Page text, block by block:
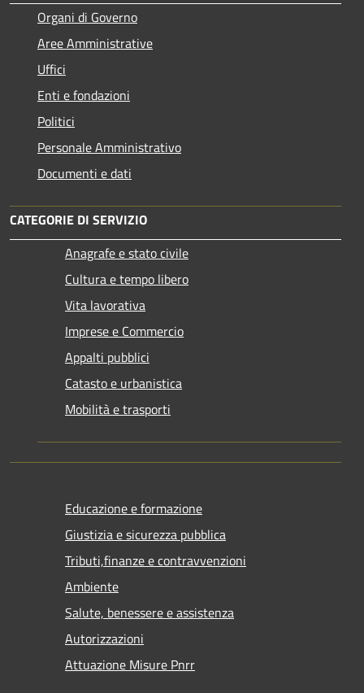
Organi di Governo
Aree Amministrative
Uffici
Enti e fondazioni
Politici
Personale Amministrativo
Documenti e dati
CATEGORIE DI SERVIZIO
Anagrafe e stato civile
Cultura e tempo libero
Vita lavorativa
Imprese e Commercio
Appalti pubblici
Catasto e urbanistica
Mobilità e trasporti
Educazione e formazione
Giustizia e sicurezza pubblica
Tributi,finanze e contravvenzioni
Ambiente
Salute, benessere e assistenza
Autorizzazioni
Attuazione Misure Pnrr